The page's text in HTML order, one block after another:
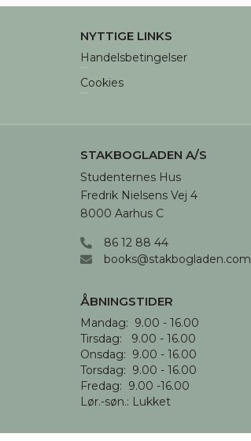
NYTTIGE LINKS
Handelsbetingelser
Cookies
STAKBOGLADEN A/S
Studenternes Hus
Fredrik Nielsens Vej 4
8000 Aarhus C
86 12 88 44
books@stakbogladen.com
ÅBNINGSTIDER
Mandag:  9.00 - 16.00
Tirsdag:   9.00 - 16.00
Onsdag:  9.00 - 16.00
Torsdag:  9.00 - 16.00
Fredag:  9.00 -16.00
Lør.-søn.: Lukket